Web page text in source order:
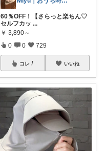
60％OFF！【さらっと楽ちん♡
セルフカッ ...
￥ 3,890～
0 0 729
コレ いいね